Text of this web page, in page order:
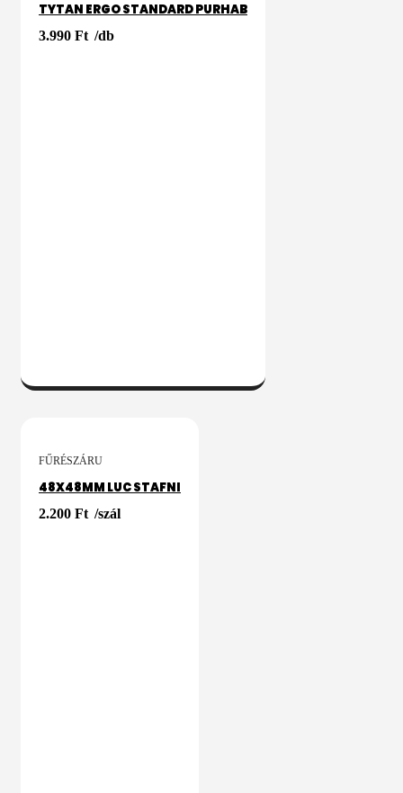
TYTAN ERGO STANDARD PURHAB
3.990 Ft /db
KOSÁRBA
FŰRÉSZÁRU
48X48MM LUC STAFNI
2.200 Ft /szál